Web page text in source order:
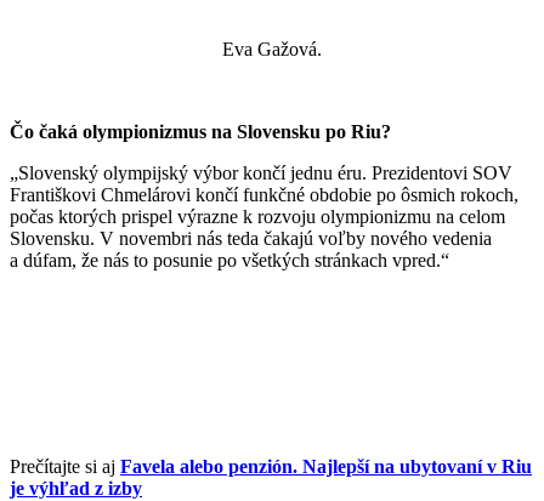
Eva Gažová.
Čo čaká olympionizmus na Slovensku po Riu?
„Slovenský olympijský výbor končí jednu éru. Prezidentovi SOV
Františkovi Chmelárovi končí funkčné obdobie po ôsmich rokoch,
počas ktorých prispel výrazne k rozvoju olympionizmu na celom
Slovensku. V novembri nás teda čakajú voľby nového vedenia
a dúfam, že nás to posunie po všetkých stránkach vpred.“
Prečítajte si aj Favela alebo penzión. Najlepší na ubytovaní v Riu
je výhľad z izby